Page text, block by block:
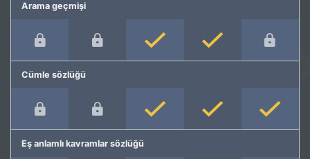
Arama geçmişi
Cümle sözlüğü
Eş anlamlı kavramlar sözlüğü